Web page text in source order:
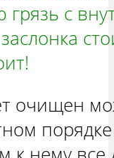
с
очищен